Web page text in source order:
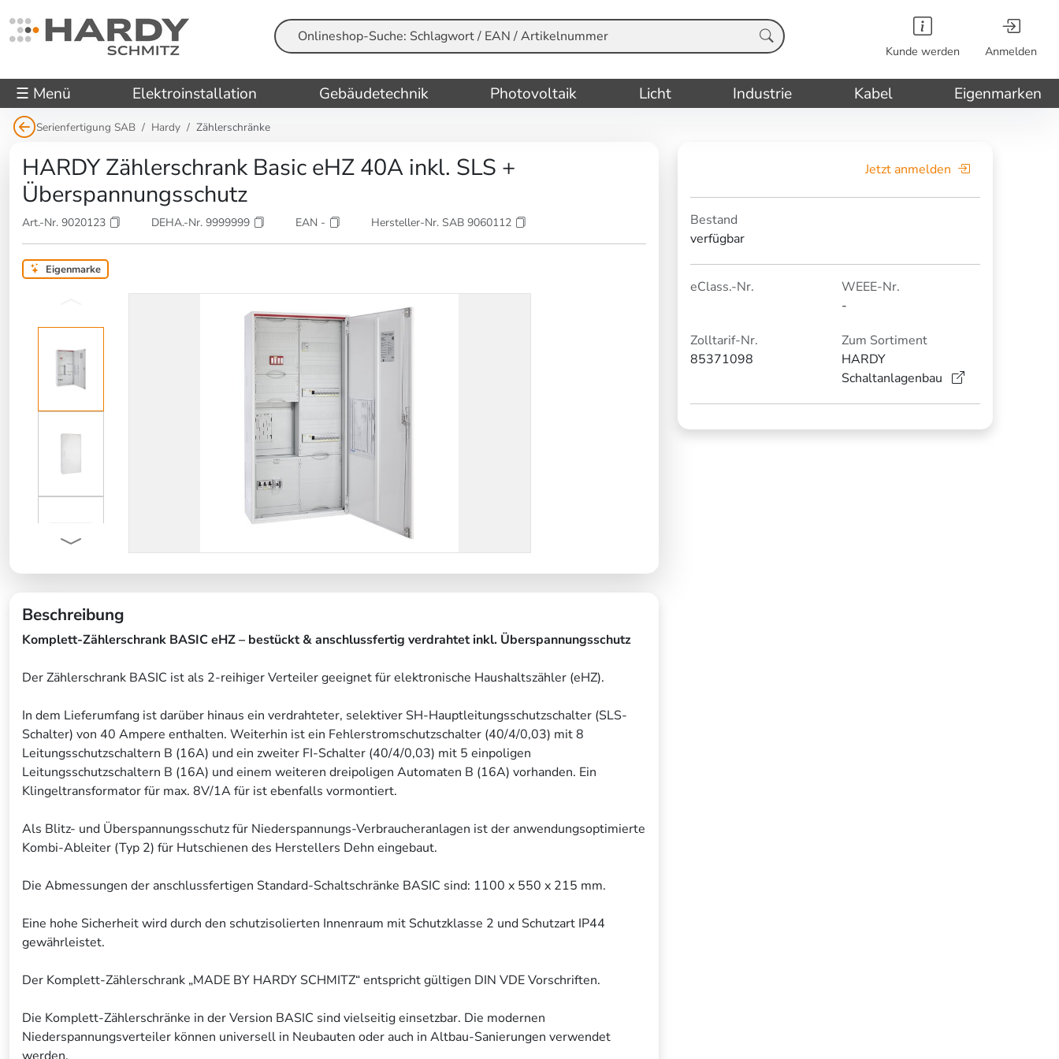
Suche Kunde werden Anmelden
☰ Menü Elektroinstallation Gebäudetechnik Photovoltaik Licht Industrie Kabel Eigenmarken
Serienfertigung SAB Hardy Zählerschränke
HARDY Zählerschrank Basic eHZ 40A inkl. SLS +
Überspannungsschutz
Art.-Nr. 9020123 DEHA.-Nr. 9999999 EAN - Hersteller-Nr. SAB 9060112
Eigenmarke
Beschreibung
Komplett-Zählerschrank BASIC eHZ – bestückt & anschlussfertig verdrahtet inkl. Überspannungsschutz
Der Zählerschrank BASIC ist als 2-reihiger Verteiler geeignet für elektronische Haushaltszähler (eHZ).
In dem Lieferumfang ist darüber hinaus ein verdrahteter, selektiver SH-Hauptleitungsschutzschalter (SLS-
Schalter) von 40 Ampere enthalten. Weiterhin ist ein Fehlerstromschutzschalter (40/4/0,03) mit 8
Leitungsschutzschaltern B (16A) und ein zweiter FI-Schalter (40/4/0,03) mit 5 einpoligen
Leitungsschutzschaltern B (16A) und einem weiteren dreipoligen Automaten B (16A) vorhanden. Ein
Klingeltransformator für max. 8V/1A für ist ebenfalls vormontiert.
Als Blitz- und Überspannungsschutz für Niederspannungs-Verbraucheranlagen ist der anwendungsoptimierte
Kombi-Ableiter (Typ 2) für Hutschienen des Herstellers Dehn eingebaut.
Die Abmessungen der anschlussfertigen Standard-Schaltschränke BASIC sind: 1100 x 550 x 215 mm.
Eine hohe Sicherheit wird durch den schutzisolierten Innenraum mit Schutzklasse 2 und Schutzart IP44
gewährleistet.
Der Komplett-Zählerschrank „MADE BY HARDY SCHMITZ“ entspricht gültigen DIN VDE Vorschriften.
Die Komplett-Zählerschränke in der Version BASIC sind vielseitig einsetzbar. Die modernen
Niederspannungsverteiler können universell in Neubauten oder auch in Altbau-Sanierungen verwendet
Jetzt anmelden
Bestand
verfügbar
eClass.-Nr.
WEEE-Nr.
-
Zolltarif-Nr.
85371098
Zum Sortiment
HARDY
Schaltanlagenbau